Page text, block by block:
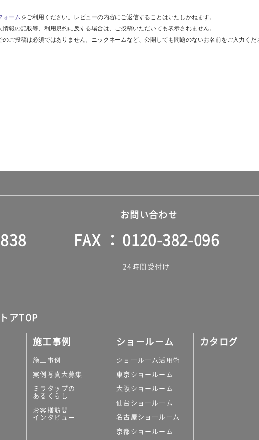
ォームをご利用ください。レビューの内容にご返信することはいたしかねます。
報の記載等、利用規約に反する場合は、ご投稿いただいても表示されません。
ご投稿は必須ではありません。ニックネームなど、公開しても問題のないお名前をご入力くだ
お問い合わせ
FAX 0120-382-096
24時間受付け
アTOP
施工事例
施工事例
実例写真大募集
ミラタップの
あるくらし
お客様訪問
インタビュー
ショールーム
ショールーム活用術
東京ショールーム
大阪ショールーム
仙台ショールーム
名古屋ショールーム
京都ショールーム
カタログ